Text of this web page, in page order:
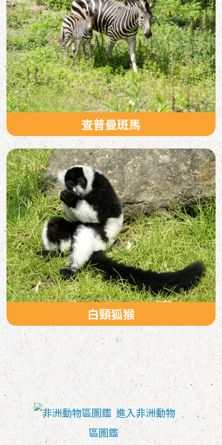
查普曼斑馬
白頸狐猴
進入非洲動物
區圖鑑